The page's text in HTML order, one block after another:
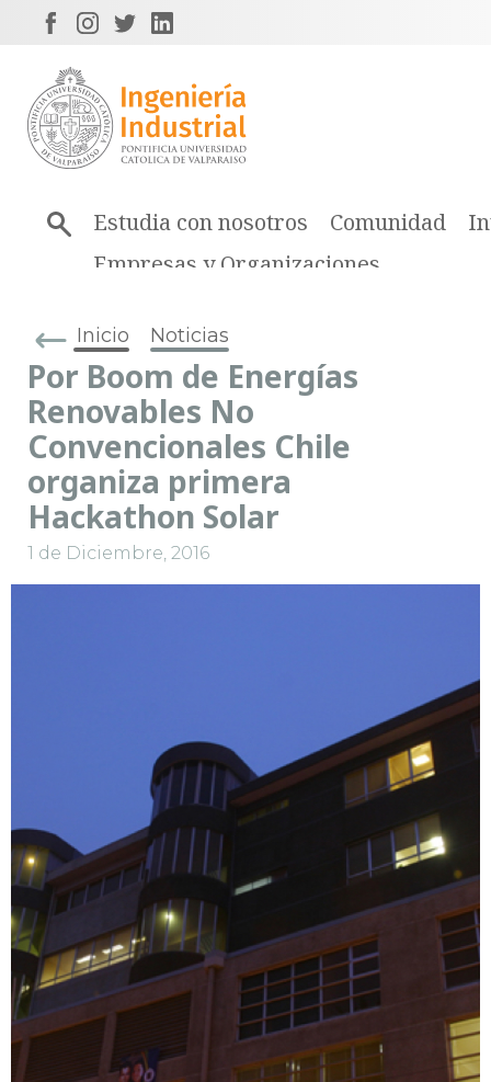
Estudia con nosotros Comunidad
Empresas y Organizaciones
Inicio Noticias
Por Boom de Energías
Renovables No
Convencionales Chile
organiza primera
Hackathon Solar
1 de Diciembre, 2016